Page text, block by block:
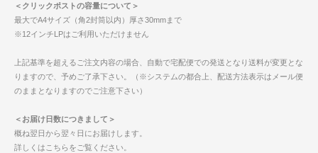
＜クリックポストの容量について＞
最大でA4サイズ（角2封筒以内）厚さ30mmまで
※12インチLPはご利用いただけません
上記基準を超えるご注文内容の場合、自動で宅配便での発送となり送料が変更とな
りますので、予めご了承下さい。（※システムの都合上、配送方法表示はメール便
のままとなりますのでご注意下さい）
＜お届け日数につきまして＞
概ね翌日から翌々日にお届けします。
詳しくはこちらをご覧ください。